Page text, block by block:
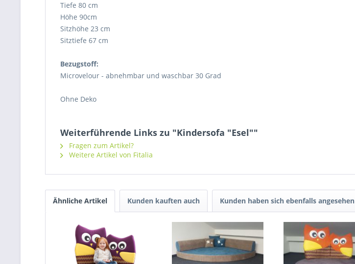
Tiefe 80 cm
Höhe 90cm
Sitzhöhe 23 cm
Sitztiefe 67 cm
Bezugstoff:
Microvelour - abnehmbar und waschbar 30 Grad
Ohne Deko
Weiterführende Links zu "Kindersofa "Esel""
Fragen zum Artikel?
Weitere Artikel von Fitalia
Ähnliche Artikel Kunden kauften auch Kunden haben sich ebenfalls angesehen